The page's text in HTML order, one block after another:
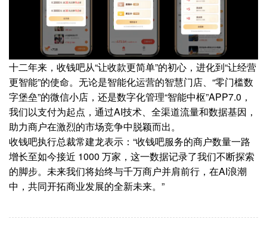
十二年来，收钱吧从“让收款更简单”的初心，进化到“让经营
更智能”的使命。无论是智能化运营的智慧门店、“零门槛数
字堡垒”的微信小店，还是数字化管理“智能中枢”APP7.0，
我们以支付为起点，通过AI技术、全渠道流量和数据基因，
助力商户在激烈的市场竞争中脱颖而出。
收钱吧执行总裁常建龙表示：“收钱吧服务的商户数量一路
增长至如今接近 1000 万家，这一数据记录了我们不断探索
的脚步。未来我们将始终与千万商户并肩前行，在AI浪潮
中，共同开拓商业发展的全新未来。”